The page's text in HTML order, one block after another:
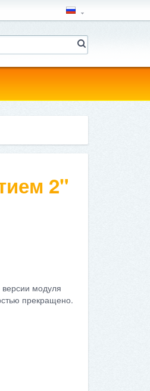
2"
версии модуля
прекращено.